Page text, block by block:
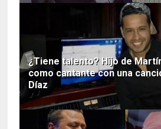
¿Tiene talento? Hijo de
como cantante con una
Díaz